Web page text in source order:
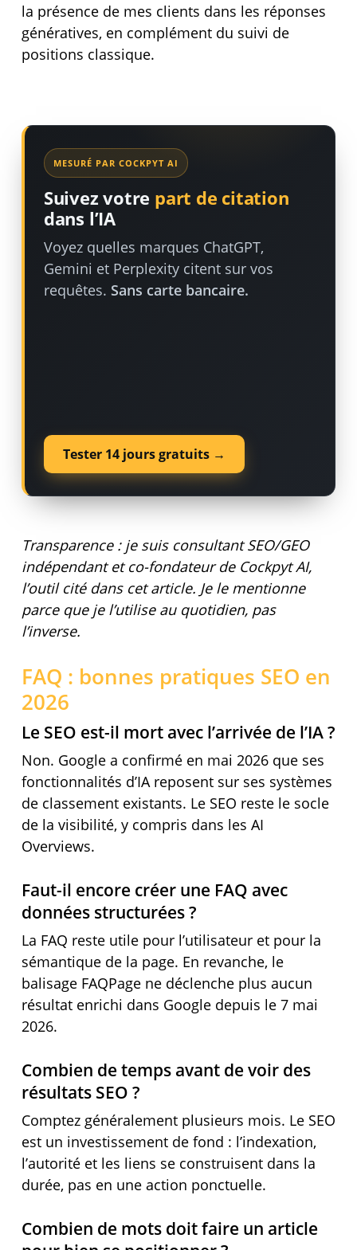
la présence de mes clients dans les réponses
génératives, en complément du suivi de
positions classique.
MESURÉ PAR COCKPYT AI
Suivez votre part de citation
dans l’IA
Voyez quelles marques ChatGPT,
Gemini et Perplexity citent sur vos
requêtes. Sans carte bancaire.
Tester 14 jours gratuits →
Transparence : je suis consultant SEO/GEO
indépendant et co-fondateur de Cockpyt AI,
l’outil cité dans cet article. Je le mentionne
parce que je l’utilise au quotidien, pas
l’inverse.
FAQ : bonnes pratiques SEO en
2026
Le SEO est-il mort avec l’arrivée de l’IA ?
Non. Google a confirmé en mai 2026 que ses
fonctionnalités d’IA reposent sur ses systèmes
de classement existants. Le SEO reste le socle
de la visibilité, y compris dans les AI
Overviews.
Faut-il encore créer une FAQ avec
données structurées ?
La FAQ reste utile pour l’utilisateur et pour la
sémantique de la page. En revanche, le
balisage FAQPage ne déclenche plus aucun
résultat enrichi dans Google depuis le 7 mai
2026.
Combien de temps avant de voir des
résultats SEO ?
Comptez généralement plusieurs mois. Le SEO
est un investissement de fond : l’indexation,
l’autorité et les liens se construisent dans la
durée, pas en une action ponctuelle.
Combien de mots doit faire un article